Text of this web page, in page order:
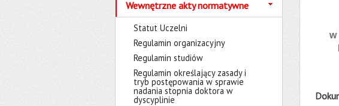
Wewnętrzne akty normatywne
Statut Uczelni
Regulamin organizacyjny
Regulamin studiów
Regulamin określający zasady i
tryb postępowania w sprawie
nadania stopnia doktora w
dyscyplinie
w